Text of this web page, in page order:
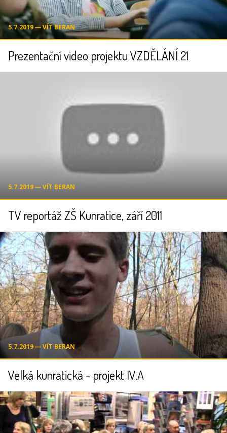
5.7.2019 ― VÍT BERAN
Prezentační video projektu VZDĚLÁNÍ 21
5.7.2019 ― VÍT BERAN
TV reportáž ZŠ Kunratice, září 2011
5.7.2019 ― VÍT BERAN
Velká kunratická - projekt IV.A